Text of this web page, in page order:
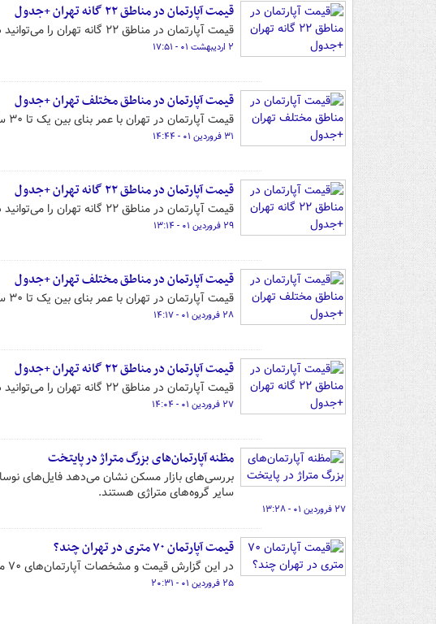
قیمت آپارتمان در مناطق ۲۲ گانه تهران +جدول
قیمت آپارتمان در مناطق ۲۲ گانه تهران را می‌توانید در این گزارش مشاهده کنید.
۲ اردیبهشت ۰۱ - ۱۷:۵۱
قیمت آپارتمان در مناطق مختلف تهران +جدول
قیمت آپارتمان در تهران با عمر بنای بین یک تا ۳۰ سال را می‌توانید در این گزارش مشاهده کنید.
۳۱ فروردین ۰۱ - ۱۴:۴۴
قیمت آپارتمان در مناطق ۲۲ گانه تهران +جدول
قیمت آپارتمان در مناطق ۲۲ گانه تهران را می‌توانید در این گزارش مشاهده کنید.
۲۹ فروردین ۰۱ - ۱۳:۱۴
قیمت آپارتمان در مناطق مختلف تهران +جدول
قیمت آپارتمان در تهران با عمر بنای بین یک تا ۳۰ سال را می‌توانید در این گزارش مشاهده کنید.
۲۸ فروردین ۰۱ - ۱۴:۱۷
قیمت آپارتمان در مناطق ۲۲ گانه تهران +جدول
قیمت آپارتمان در مناطق ۲۲ گانه تهران را می‌توانید در این گزارش مشاهده کنید.
۲۷ فروردین ۰۱ - ۱۴:۰۴
مظنه آپارتمان‌های بزرگ متراژ در پایتخت
بررسی‌های بازار مسکن نشان می‌دهد فایل‌های
سایر گروه‌های متراژی هستند.
۲۷ فروردین ۰۱ - ۱۳:۲۸
قیمت آپارتمان ۷۰ متری در تهران چند؟
در این گزارش قیمت و مشخصات آپارتمان‌های ۷۰ متری سطح تهران بررسی شده است.
۲۵ فروردین ۰۱ - ۲۰:۳۱